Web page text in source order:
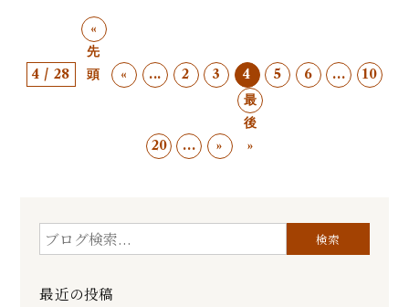
4 / 28
«
先
頭
« ... 2 3 4 5 6 ... 10
20 ... »
最
後
»
最近の投稿